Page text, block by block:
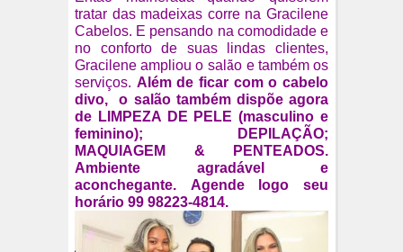
tratar das madeixas corre na Gracilene
Cabelos. E pensando na comodidade e
no conforto de suas lindas clientes,
Gracilene ampliou o salão e também os
serviços. Além de ficar com o cabelo
divo,
o salão também dispõe agora
de LIMPEZA DE PELE (masculino e
feminino); DEPILAÇÃO;
MAQUIAGEM & PENTEADOS.
Ambiente agradável e
aconchegante. Agende logo seu
horário 99 98223-4814.